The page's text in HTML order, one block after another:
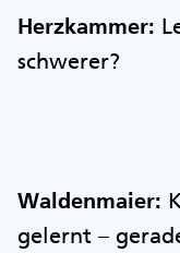
Herzkammer:
schwerer?
Waldenmaier:
gelernt –